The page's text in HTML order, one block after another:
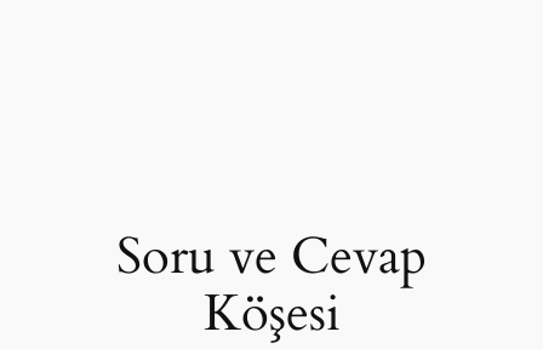
Soru ve Cevap
Köşesi